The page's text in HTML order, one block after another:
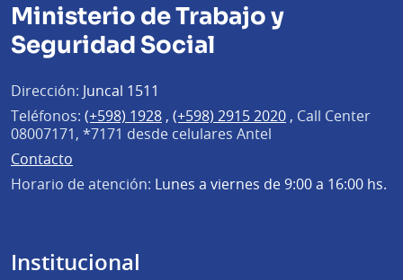
Ministerio de Trabajo y
Seguridad Social
Dirección: Juncal 1511
Teléfonos: (+598) 1928 , (+598) 2915 2020 , Call Center
08007171, *7171 desde celulares Antel
Contacto
Horario de atención: Lunes a viernes de 9:00 a 16:00 hs.
Institucional